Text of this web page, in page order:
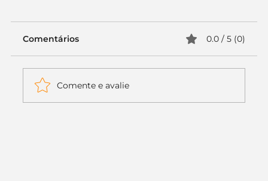
Comentários 0.0 / 5 (0)
Comente e avalie